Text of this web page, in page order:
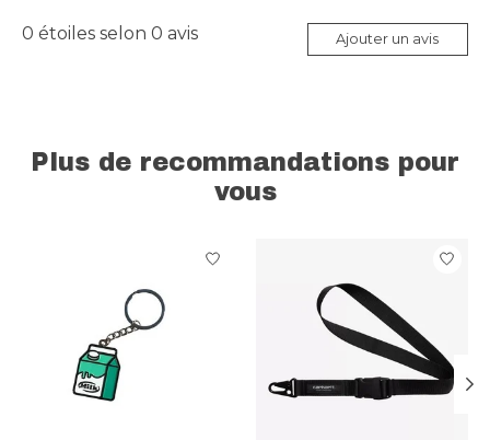
0 étoiles selon 0 avis Ajouter un avis
Plus de recommandations pour
vous
Articles du carrousel de produits